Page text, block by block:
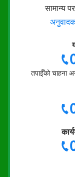
सामान्य
तपाईँको चाहना